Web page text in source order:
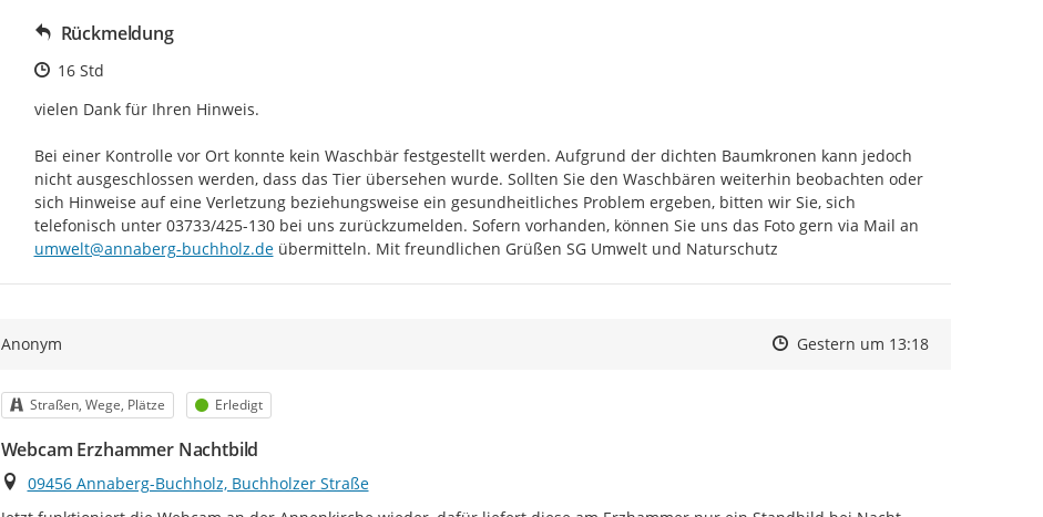
Rückmeldung
Zeitpunkt des Erstellens
16 Std
vielen Dank für Ihren Hinweis.
Bei einer Kontrolle vor Ort konnte kein Waschbär festgestellt werden. Aufgrund der dichten Baumkronen kann jedoch
nicht ausgeschlossen werden, dass das Tier übersehen wurde. Sollten Sie den Waschbären weiterhin beobachten oder
sich Hinweise auf eine Verletzung beziehungsweise ein gesundheitliches Problem ergeben, bitten wir Sie, sich
umwelt@annaberg-buchholz.de übermitteln. Mit freundlichen Grüßen SG Umwelt und Naturschutz
Anonym Zeitpunkt des Erstellens
Zeitpunkt des Erstellens
Gestern um 13:18Zur Äußerung
Kategorie
Straßen, Wege, Plätze Status
Erledigt
Webcam Erzhammer Nachtbild
Ort
09456 Annaberg-Buchholz, Buchholzer Straße